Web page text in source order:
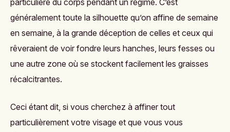
particulière du corps pendant un régime. C’est
généralement toute la silhouette qu’on affine de semaine
en semaine, à la grande déception de celles et ceux qui
rêveraient de voir fondre leurs hanches, leurs fesses ou
une autre zone où se stockent facilement les graisses
récalcitrantes.
Ceci étant dit, si vous cherchez à affiner tout
particulièrement votre visage et que vous vous